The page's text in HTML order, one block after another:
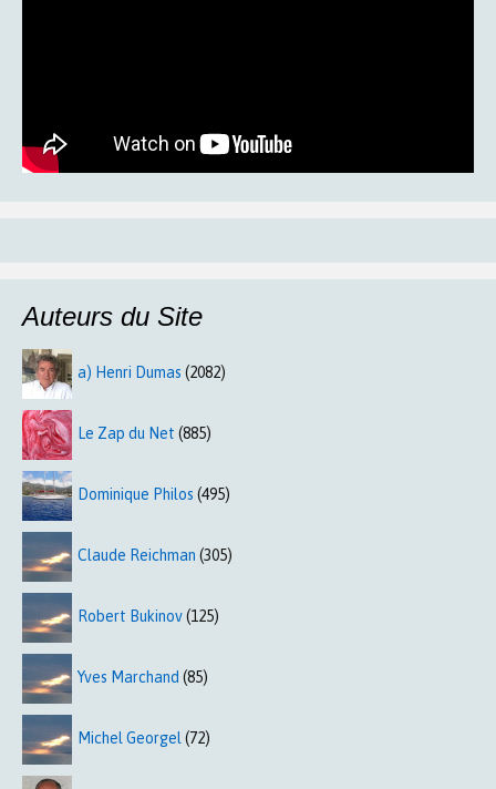
Auteurs du Site
a) Henri Dumas (2082)
Le Zap du Net (885)
Dominique Philos (495)
Claude Reichman (305)
Robert Bukinov(125)
Yves Marchand (85)
Michel Georgel (72)